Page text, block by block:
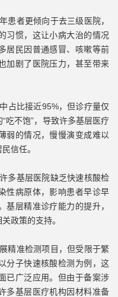
者更倾向于去三级医院，
习惯，这让小病大治的情况
居民因普通感冒、咳嗽等前
加剧了医院压力，甚至带来
比接近95%，但诊疗量仅
吃不饱”，导致许多基层医疗
弱的情况，慢慢演变成难以
信任。
基层医院缺乏快速核酸检
性病原体，影响患者早诊早
层精准诊疗能力的提升，
政策的支持。
准检测项目，但受限于繁
分子快速核酸检测为例，这
已广泛应用。但由于备案涉
多基层医疗机构因材料准备